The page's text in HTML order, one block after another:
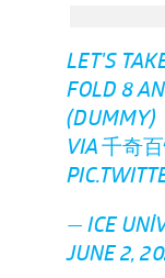
LET'S
FOLD 8
(DUMMY)
VIA 千奇
— ICE
JUNE 2,